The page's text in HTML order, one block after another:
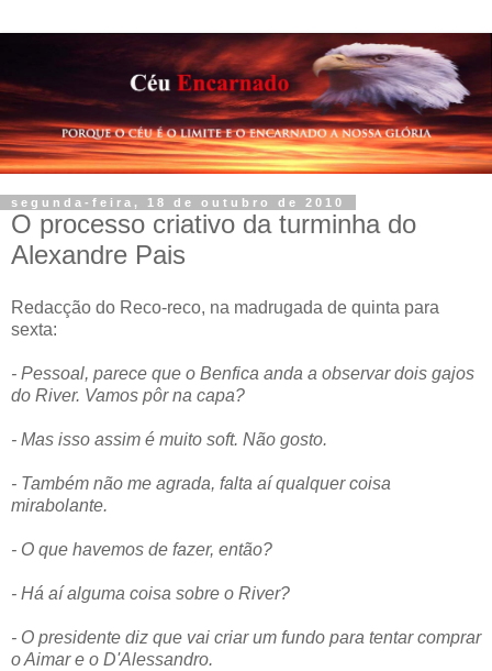
segunda-feira, 18 de outubro de 2010
O processo criativo da turminha do
Alexandre Pais
Redacção do Reco-reco, na madrugada de quinta para
sexta:
- Pessoal, parece que o Benfica anda a observar dois gajos
do River. Vamos pôr na capa?
- Mas isso assim é muito soft. Não gosto.
- Também não me agrada, falta aí qualquer coisa
mirabolante.
- O que havemos de fazer, então?
- Há aí alguma coisa sobre o River?
- O presidente diz que vai criar um fundo para tentar comprar
o Aimar e o D'Alessandro.